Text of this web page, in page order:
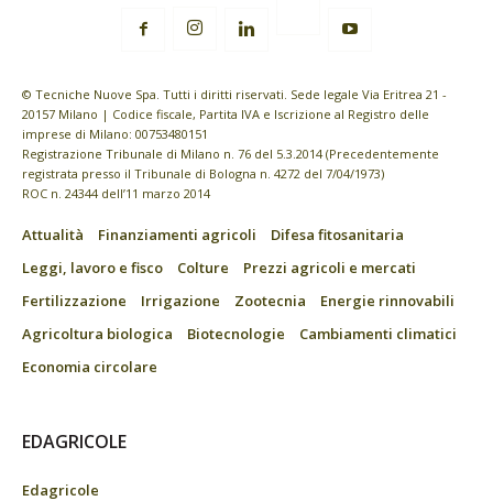
© Tecniche Nuove Spa. Tutti i diritti riservati. Sede legale Via Eritrea 21 -
20157 Milano | Codice fiscale, Partita IVA e Iscrizione al Registro delle
imprese di Milano: 00753480151
Registrazione Tribunale di Milano n. 76 del 5.3.2014 (Precedentemente
registrata presso il Tribunale di Bologna n. 4272 del 7/04/1973)
ROC n. 24344 dell’11 marzo 2014
Attualità Finanziamenti agricoli
Difesa fitosanitaria
Leggi, lavoro e fisco
Colture
Prezzi agricoli e mercati
Fertilizzazione
Irrigazione Zootecnia
Energie rinnovabili
Agricoltura biologica
Biotecnologie
Cambiamenti climatici
Economia circolare
EDAGRICOLE
Edagricole